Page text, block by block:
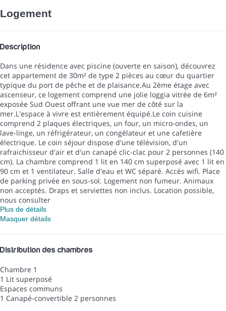
Logement
Description
Dans une résidence avec piscine (ouverte en saison), découvrez
cet appartement de 30m² de type 2 pièces au cœur du quartier
typique du port de pêche et de plaisance.Au 2ème étage avec
ascenseur, ce logement comprend une jolie loggia vitrée de 6m²
exposée Sud Ouest offrant une vue mer de côté sur la
mer.L'espace à vivre est entièrement équipé.Le coin cuisine
comprend 2 plaques électriques, un four, un micro-ondes, un
lave-linge, un réfrigérateur, un congélateur et une cafetière
électrique. Le coin séjour dispose d'une télévision, d'un
rafraichisseur d'air et d'un canapé clic-clac pour 2 personnes (140
cm). La chambre comprend 1 lit en 140 cm superposé avec 1 lit en
90 cm et 1 ventilateur. Salle d'eau et WC séparé. Accès wifi. Place
de parking privée en sous-sol. Logement non fumeur. Animaux
non acceptés. Draps et serviettes non inclus. Location possible,
nous consulter
Plus de détails
Masquer détails
Distribution des chambres
Chambre 1
1 Lit superposé
Espaces communs
1 Canapé-convertible 2 personnes